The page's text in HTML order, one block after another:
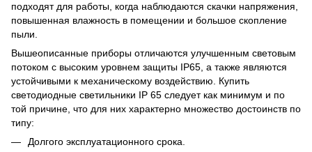
подходят для работы, когда наблюдаются скачки напряжения,
повышенная влажность в помещении и большое скопление
пыли.
Вышеописанные приборы отличаются улучшенным световым
потоком с высоким уровнем защиты IP65, а также являются
устойчивыми к механическому воздействию. Купить
светодиодные светильники IP 65 следует как минимум и по
той причине, что для них характерно множество достоинств по
типу:
Долгого эксплуатационного срока.